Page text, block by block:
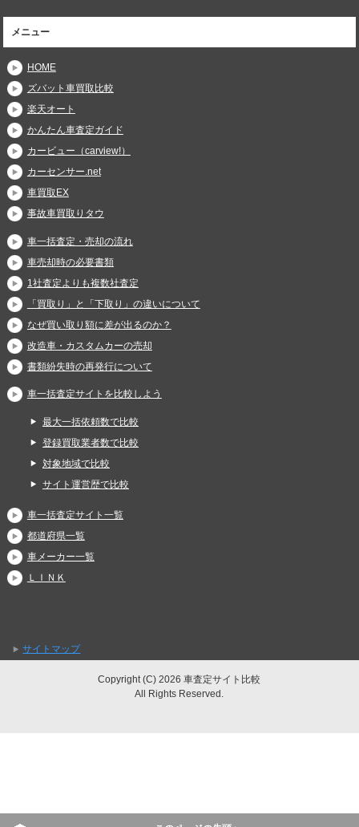
メニュー
HOME
ズバット車買取比較
楽天オート
かんたん車査定ガイド
カービュー（carview!）
カーセンサー.net
車買取EX
事故車買取りタウ
車一括査定・売却の流れ
車売却時の必要書類
1社査定よりも複数社査定
「買取り」と「下取り」の違いについて
なぜ買い取り額に差が出るのか？
改造車・カスタムカーの売却
書類紛失時の再発行について
車一括査定サイトを比較しよう
最大一括依頼数で比較
登録買取業者数で比較
対象地域で比較
サイト運営歴で比較
車一括査定サイト一覧
都道府県一覧
車メーカー一覧
ＬＩＮＫ
サイトマップ
Copyright (C) 2026 車査定サイト比較
All Rights Reserved.